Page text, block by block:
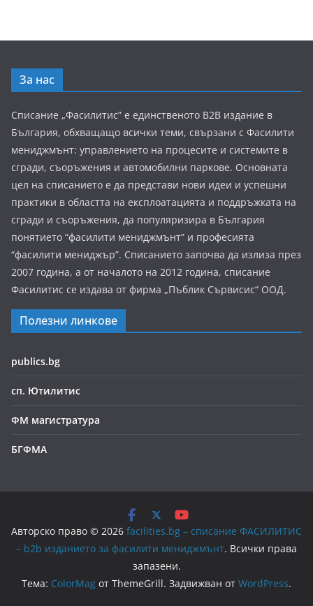
За нас
Списание „Фасилитис” е единственото B2B издание в
България, обхващащо всички теми, свързани с Фасилити
мениджмънт: управлението на процесите и системите в
сгради, съоръжения и автомобилни паркове. Основната
цел на списанието е да представи нови идеи и успешни
практики в областта на експлоатацията и поддръжката на
сгради и съоръжения, да популяризира в България
понятието “фасилити мениджмънт” и професията
“фасилити мениджър”. Списанието започва да излиза през
2007 година, а от началото на 2012 година, списание
Фасилитис се издава от фирма „Пъблик Сървисис“ ООД.
Полезни линкове
publics.bg
сп. Ютилитис
ФМ магистратура
БГФМА
Авторско право © 2026 facilities.bg – списание ФАСИЛИТИС
– b2b изданието за фасилити мениджмънт. Всички права
запазени.
Тема: ColorMag от ThemeGrill. Задвижван от WordPress.